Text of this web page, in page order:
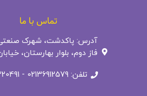
تماس با ما
آدرس: پاکدشت، شهرک
فاز دوم، بلوار بهارستان،
تلفن: 02136912579 - 09051320491